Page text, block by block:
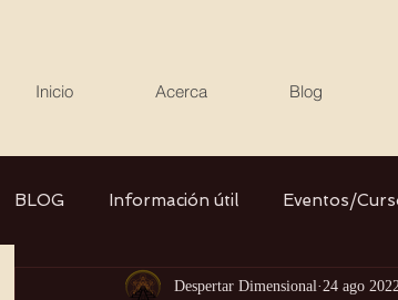
Inicio Acerca Blog
BLOG Información útil Eventos/
Canalizaciones/Entrevistas Libros
Despertar Dimensional 24 ago 2022